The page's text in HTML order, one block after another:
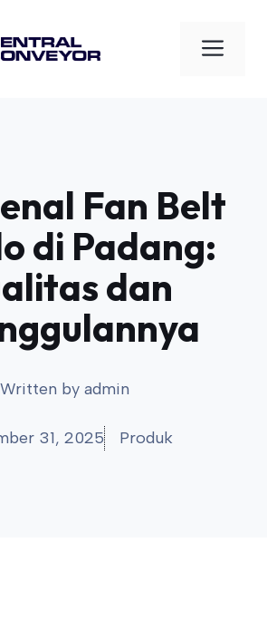
Fan Belt
di Padang:
dan
Written by admin
31, 2025 Produk